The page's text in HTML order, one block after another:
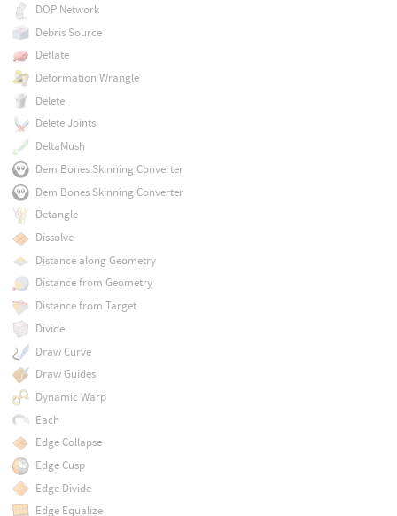
DOP Network
Debris Source
Deflate
Deformation Wrangle
Delete
Delete Joints
DeltaMush
Dem Bones Skinning Converter
Dem Bones Skinning Converter
Detangle
Dissolve
Distance along Geometry
Distance from Geometry
Distance from Target
Divide
Draw Curve
Draw Guides
Dynamic Warp
Each
Edge Collapse
Edge Cusp
Edge Divide
Edge Equalize